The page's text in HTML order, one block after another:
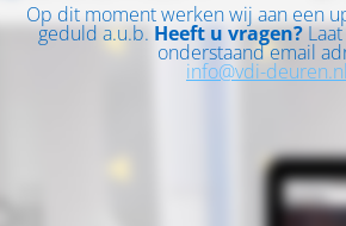
Op dit moment werken wij aan een
geduld a.u.b. Heeft u vragen?
onderstaand email
info@vdi-deuren.nl